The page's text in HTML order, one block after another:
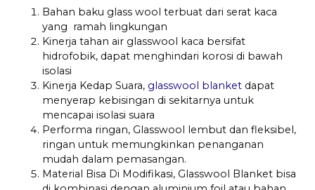
Bahan baku glass wool terbuat dari serat kaca
yang ramah lingkungan
Kinerja tahan air glasswool kaca bersifat
hidrofobik, dapat menghindari korosi di bawah
isolasi
Kinerja Kedap Suara, glasswool blanket dapat
menyerap kebisingan di sekitarnya untuk
mencapai isolasi suara
Performa ringan, Glasswool lembut dan fleksibel,
ringan untuk memungkinkan penanganan
mudah dalam pemasangan.
Material Bisa Di Modifikasi, Glasswool Blanket bisa